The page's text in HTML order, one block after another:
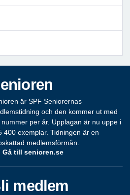
är SPF Seniorernas
och den kommer ut med
nummer per år. Upplagan är nu uppe i
400 exemplar. Tidningen är en
medlemsförmån.
Gå till senioren.se
medlem